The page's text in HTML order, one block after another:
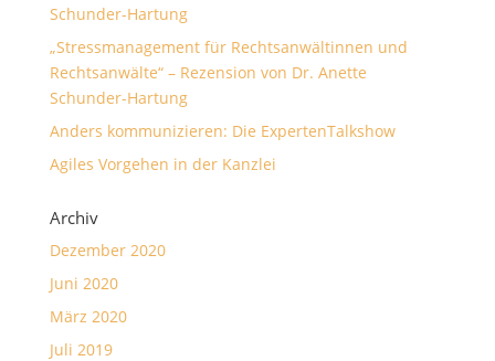
Schunder-Hartung
„Stressmanagement für Rechtsanwältinnen und
Rechtsanwälte“ – Rezension von Dr. Anette
Schunder-Hartung
Anders kommunizieren: Die ExpertenTalkshow
Agiles Vorgehen in der Kanzlei
Archiv
Dezember 2020
Juni 2020
März 2020
Juli 2019